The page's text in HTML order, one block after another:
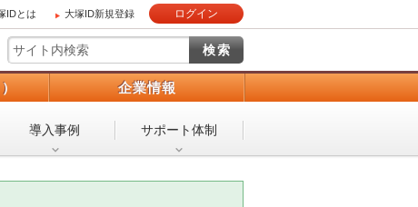
IDとは 大塚ID新規登録 ログイン
企業情報
導入事例 サポート体制